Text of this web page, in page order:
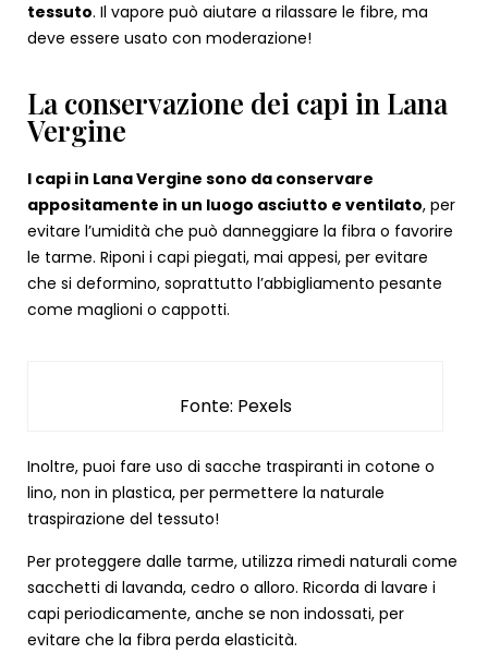
tessuto. Il vapore può aiutare a rilassare le fibre, ma
deve essere usato con moderazione!
La conservazione dei capi in Lana
Vergine
I capi in Lana Vergine sono da conservare
appositamente in un luogo asciutto e ventilato, per
evitare l’umidità che può danneggiare la fibra o favorire
le tarme. Riponi i capi piegati, mai appesi, per evitare
che si deformino, soprattutto l’abbigliamento pesante
come maglioni o cappotti.
Fonte: Pexels
Inoltre, puoi fare uso di sacche traspiranti in cotone o
lino, non in plastica, per permettere la naturale
traspirazione del tessuto!
Per proteggere dalle tarme, utilizza rimedi naturali come
sacchetti di lavanda, cedro o alloro. Ricorda di lavare i
capi periodicamente, anche se non indossati, per
evitare che la fibra perda elasticità.